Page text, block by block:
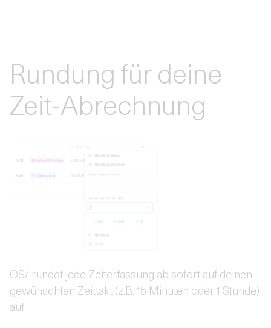
Rundung für deine
Zeit-Abrechnung
OS/ rundet jede Zeiterfassung ab sofort auf deinen
gewünschten Zeittakt (z.B. 15 Minuten oder 1 Stunde)
auf.